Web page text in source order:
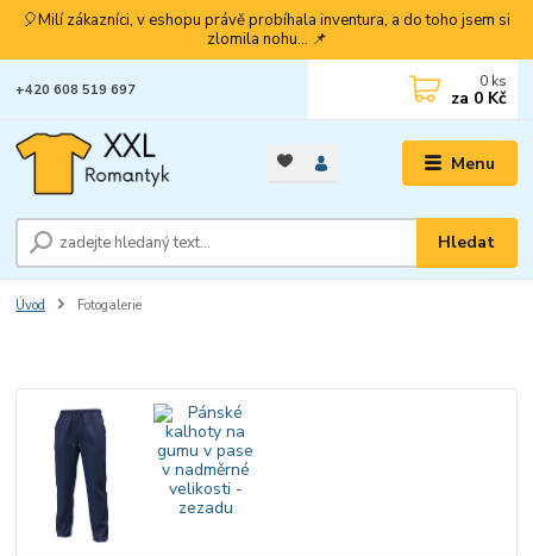
🎈Milí zákazníci, v eshopu právě probíhala inventura, a do toho jsem si
zlomila nohu... 📌
Menu
Hledat
+420 608 519 697 0 ks
za 0 Kč
Úvod Fotogalerie